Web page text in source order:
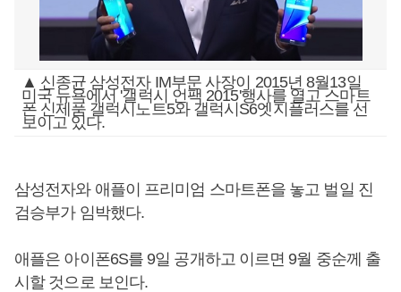
▲ 신종균 삼성전자 IM부문 사장이 2015년 8월13일
미국 뉴욕에서 '갤럭시 언팩 2015'행사를 열고 스마트
폰 신제품 갤럭시노트5와 갤럭시S6엣지플러스를 선
보이고 있다.
삼성전자와 애플이 프리미엄 스마트폰을 놓고 벌일 진
검승부가 임박했다.
애플은 아이폰6S를 9일 공개하고 이르면 9월 중순께 출
시할 것으로 보인다.